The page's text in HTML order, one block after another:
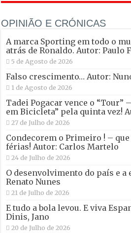
OPINIÃO E CRÓNICAS
A marca Sporting em todo o
atrás de Ronaldo. Autor: Paulo
5 de Agosto de 2026
Falso crescimento… Autor:
1 de Agosto de 2026
Tadei Pogacar vence o “Tour”
em Bicicleta” pela quinta vez!
27 de Julho de 2026
Condecorem o Primeiro ! –
férias! Autor: Carlos Martelo
24 de Julho de 2026
O desenvolvimento do país e a
Renato Nunes
21 de Julho de 2026
E tudo a bola levou. E viva
Dinis, Jano
20 de Julho de 2026